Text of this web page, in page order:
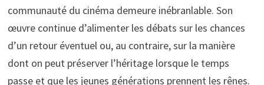
communauté du cinéma demeure inébranlable. Son
œuvre continue d’alimenter les débats sur les chances
d’un retour éventuel ou, au contraire, sur la manière
dont on peut préserver l’héritage lorsque le temps
passe et que les jeunes générations prennent les rênes.